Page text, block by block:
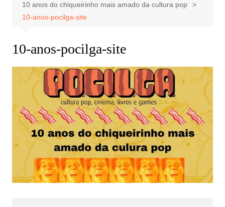
10 anos do chiqueirinho mais amado da cultura pop
10-anos-pocilga-site
10-anos-pocilga-site